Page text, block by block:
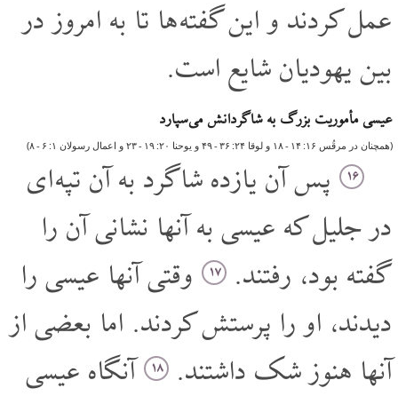
عمل کردند و این گفته ها تا به امروز در
بین یهودیان شایع است.
عیسی مأموریت بزرگ به شاگردانش می سپارد
(همچنان در مرقُس ۱۶: ۱۴‏ - ۱۸ و لوقا ٢۴: ٣۶‏ - ۴۹ و یوحنا ٢۰: ۱۹‏ - ٢٣ و اعمال رسولان ۱: ۶‏ - ۸)
۱۶ پس آن یازده شاگرد به آن تپه ای
در جلیل که عیسی به آنها نشانی آن را
گفته بود، رفتند.
۱۷ وقتی آنها عیسی را
دیدند، او را پرستش کردند. اما بعضی از
آنها هنوز شک داشتند.
۱۸ آنگاه عیسی